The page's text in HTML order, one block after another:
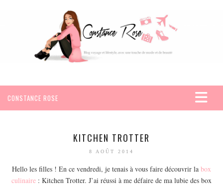
CONSTANCE ROSE
SEYCHELLES
KITCHEN TROTTER
8 AOÛT 2014
Hello les filles ! En ce vendredi, je tenais à vous faire découvrir la box
culinaire : Kitchen Trotter. J’ai réussi à me défaire de ma lubie des box